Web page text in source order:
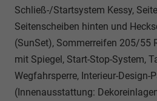
Schließ-/Startsystem Kessy,
Seitenscheiben hinten und
(SunSet), Sommerreifen 205/55
mit Spiegel, Start-Stop-System,
Wegfahrsperre, Interieur-Design-
(Innenausstattung: